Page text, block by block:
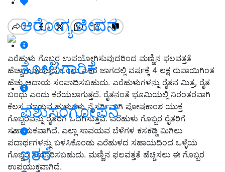
ಆರೋಗ್ಯ ಜೀವನ
ತೋಟಗಾರಿಕೆ
ಪಶುಸಂಗೋಪನೆ
ಇತರೆ
ಎರೆಹುಳು ಗೊಬ್ಬರ ಉಪಯೋಗಿಸುವುದರಿಂದ ಮಣ್ಣಿನ ಫಲವತ್ತತೆ
ಹೆಚ್ಚಾಗುವುದಲ್ಲದೆ ಒಂದು ಎಕರೆ ಜಾಗದಲ್ಲಿ ವರ್ಷಕ್ಕೆ 4 ಲಕ್ಷ ರುಪಾಯಿಗಿಂತ
ಹೆಚ್ಚು ಆದಾಯ ಸಂಪಾದಿಸಬಹುದು. ಎರೆಹುಳುಗಳನ್ನು ರೈತನ ಮಿತ್ರ, ರೈತ
ಬಂಧು ಎಂದು ಕರೆಯಲಾಗುತ್ತದೆ. ರೈತನಂತೆ ಭೂಮಿಯಲ್ಲಿ ನಿರಂತರವಾಗಿ
ಕೆಲಸ ಮಾಡುವ ಹುಳುಗಳು ನೈಸರ್ಗಿವಾಗಿ ಪೋಷಕಾಂಶ ಯುಕ್ತ
ಗೊಬ್ಬರವನ್ನು ರೈತರಿಗೆ ಒದಗಿಸುತ್ತವೆ. ಎರೆಹುಳು ಗೊಬ್ಬರ ರೈತರಿಗೆ
ಸಹಾಯಕವಾಗಿದೆ. ಎಲ್ಲಾ ಸಾವಯವ ಬೆಳೆಗಳ ಕಸಕಡ್ಡಿ ಮಿಗಿಲು
ಪದಾರ್ಥಗಳನ್ನು ಬಳಸಿಕೊಂಡು ಎರೆಹುಳದ ಸಹಾಯದಿಂದ ಒಳ್ಳೆಯ
ಗೊಬ್ಬರ ತಯಾರಿಸಬಹುದು. ಮಣ್ಣಿನ ಫಲವತ್ತತೆ ಹೆಚ್ಚಿಸಲು ಈ ಗೊಬ್ಬರ
ಉಪಯುಕ್ತವಾಗಿದೆ.